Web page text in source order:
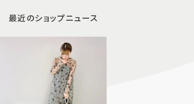
最近のショップニュース